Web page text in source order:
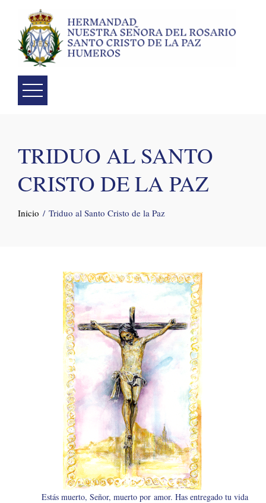
content
TRIDUO AL SANTO
CRISTO DE LA PAZ
Inicio Triduo al Santo Cristo de la Paz
Estás muerto, Señor, muerto por amor. Has entregado tu vida